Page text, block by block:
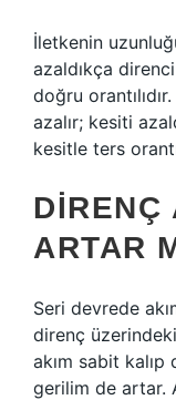
İletkenin
azaldıkça
doğru
azalır; kesiti
kesitle ters
DIRENÇ
ARTAR
Seri devrede
direnç
akım sabit
gerilim de artar.